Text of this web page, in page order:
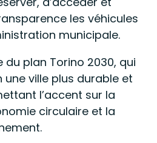
les véhicules
municipale.
plan Torino 2030, qui
une ville plus durable et
l’accent sur la
circulaire et la